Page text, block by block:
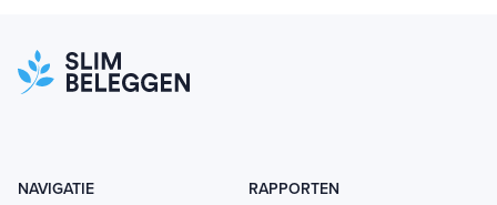
NAVIGATIE RAPPORTEN